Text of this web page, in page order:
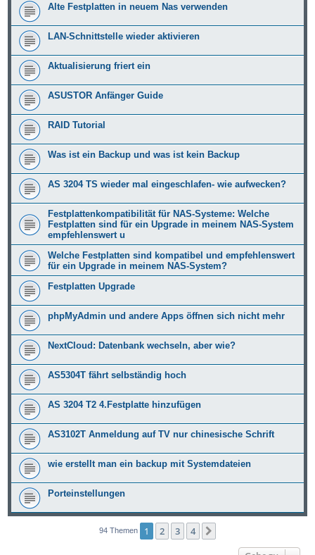
Alte Festplatten in neuem Nas verwenden
LAN-Schnittstelle wieder aktivieren
Aktualisierung friert ein
ASUSTOR Anfänger Guide
RAID Tutorial
Was ist ein Backup und was ist kein Backup
AS 3204 TS wieder mal eingeschlafen- wie aufwecken?
Festplattenkompatibilität für NAS-Systeme: Welche
Festplatten sind für ein Upgrade in meinem NAS-System
empfehlenswert u
Welche Festplatten sind kompatibel und empfehlenswert
für ein Upgrade in meinem NAS-System?
Festplatten Upgrade
phpMyAdmin und andere Apps öffnen sich nicht mehr
NextCloud: Datenbank wechseln, aber wie?
AS5304T fährt selbständig hoch
AS 3204 T2 4.Festplatte hinzufügen
AS3102T Anmeldung auf TV nur chinesische Schrift
wie erstellt man ein backup mit Systemdateien
Porteinstellungen
94 Themen 1 2 3 4